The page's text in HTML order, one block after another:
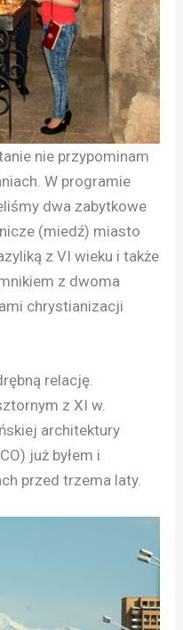
nie przypominam
W programie
dwa zabytkowe
(miedź) miasto
z VI wieku i także
z dwoma
chrystianizacji
relację.
z XI w.
architektury
już byłem i
przed trzema laty.